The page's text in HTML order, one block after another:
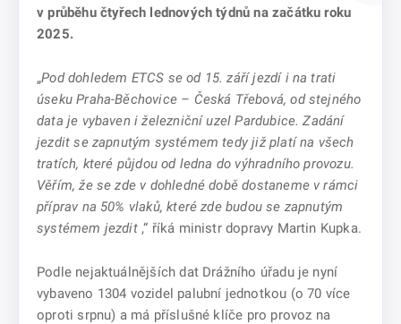
v průběhu čtyřech lednových týdnů na začátku roku
2025.
„Pod dohledem ETCS se od 15. září jezdí i na trati
úseku Praha-Běchovice – Česká Třebová, od stejného
data je vybaven i železniční uzel Pardubice. Zadání
jezdit se zapnutým systémem tedy již platí na všech
tratích, které půjdou od ledna do výhradního provozu.
Věřím, že se zde v dohledné době dostaneme v rámci
příprav na 50% vlaků, které zde budou se zapnutým
systémem jezdit ,“ říká ministr dopravy Martin Kupka.
Podle nejaktuálnějších dat Drážního úřadu je nyní
vybaveno 1304 vozidel palubní jednotkou (o 70 více
oproti srpnu) a má příslušné klíče pro provoz na